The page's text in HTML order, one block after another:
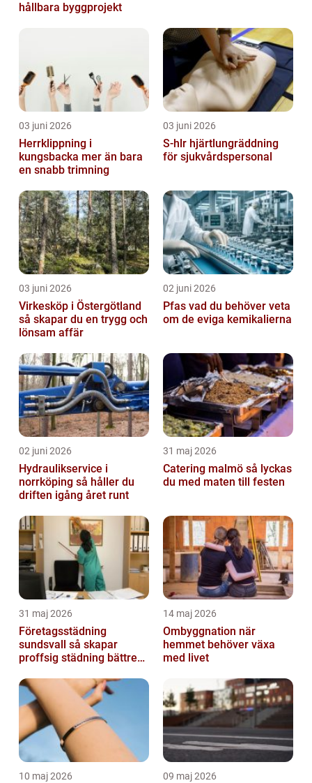
hållbara byggprojekt
03 juni 2026
Herrklippning i
kungsbacka mer än bara
en snabb trimning
03 juni 2026
S-hlr hjärtlungräddning
för sjukvårdspersonal
03 juni 2026
Virkesköp i Östergötland
så skapar du en trygg och
lönsam affär
02 juni 2026
Pfas vad du behöver veta
om de eviga kemikalierna
02 juni 2026
Hydraulikservice i
norrköping så håller du
driften igång året runt
31 maj 2026
Catering malmö så lyckas
du med maten till festen
31 maj 2026
Företagsstädning
sundsvall så skapar
proffsig städning bättre
14 maj 2026
Ombyggnation när
hemmet behöver växa
med livet
10 maj 2026 09 maj 2026